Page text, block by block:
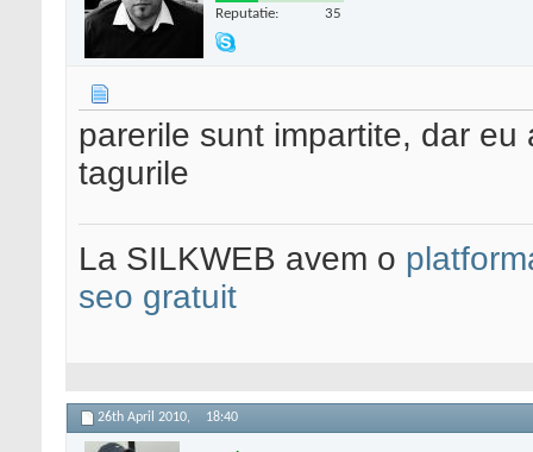
Reputatie: 35
parerile sunt impartite, dar
tagurile
La SILKWEB avem o
seo gratuit
26th April 2010, 18:40